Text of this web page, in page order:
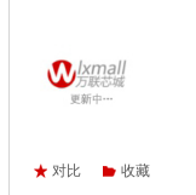
对比 收藏